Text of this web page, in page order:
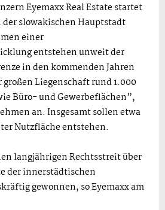
Eyemaxx Real Estate startet
slowakischen Hauptstadt
einer
entstehen unweit der
in den kommenden Jahren
Liegenschaft rund 1.000
Büro- und Gewerbeflächen”,
an. Insgesamt sollen etwa
Nutzfläche entstehen.
langjährigen Rechtsstreit über
der innerstädtischen
gewonnen, so Eyemaxx am